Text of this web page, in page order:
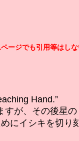
ージでも引用等はし
Hand.”
すが、その後星の
にイシキを切り